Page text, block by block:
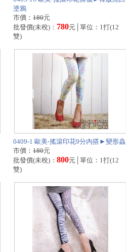
塗鴉
市價： 180元
批發價(未稅)： 780元│單位：1打(12
雙)
0409-1 歐美‧搖滾印花9分內搭►變形蟲
市價： 180元
批發價(未稅)： 800元│單位：1打(12
雙)